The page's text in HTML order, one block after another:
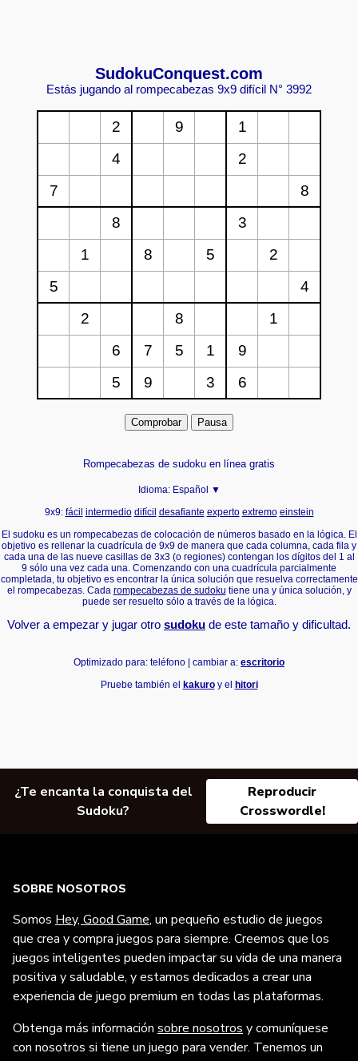
SudokuConquest.com
Estás jugando al rompecabezas 9x9 difícil N° 3992
Rompecabezas de sudoku en línea gratis
Idioma: Español ▼
9x9: fácil intermedio difícil desafiante experto extremo einstein
El sudoku es un rompecabezas de colocación de números basado en la lógica. El
objetivo es rellenar la cuadrícula de 9x9 de manera que cada columna, cada fila y
cada una de las nueve casillas de 3x3 (o regiones) contengan los dígitos del 1 al
9 sólo una vez cada una. Comenzando con una cuadrícula parcialmente
completada, tu objetivo es encontrar la única solución que resuelva correctamente
el rompecabezas. Cada rompecabezas de sudoku tiene una y única solución, y
puede ser resuelto sólo a través de la lógica.
Volver a empezar y jugar otro sudoku de este tamaño y dificultad.
Optimizado para: teléfono | cambiar a: escritorio
Pruebe también el
kakuroy el hitori
¿Te encanta la conquista del
Sudoku?
Reproducir
Crosswordle!
SOBRE NOSOTROS
Somos Hey, Good Game, un pequeño estudio de juegos
que crea y compra juegos para siempre. Creemos que los
juegos inteligentes pueden impactar su vida de una manera
positiva y saludable, y estamos dedicados a crear una
experiencia de juego premium en todas las plataformas.
Obtenga más información sobre nosotros y comuníquese
con nosotros si tiene un juego para vender. Tenemos un